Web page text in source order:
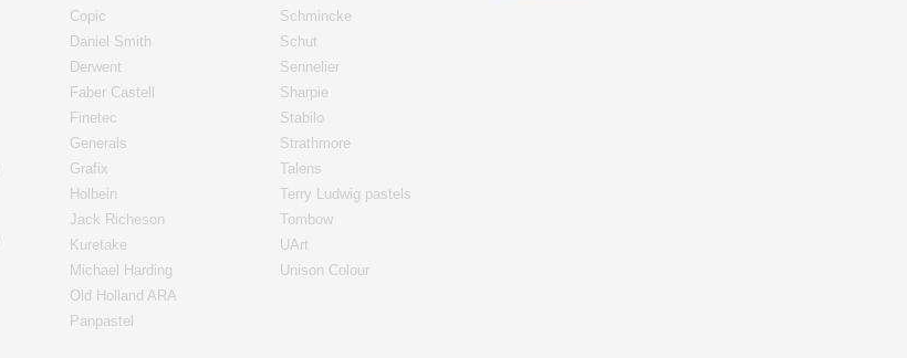
Copic
Daniel Smith
Derwent
Faber Castell
Finetec
Generals
Grafix
Holbein
Jack Richeson
Kuretake
Michael Harding
Old Holland ARA
Panpastel
Schmincke
Schut
Sennelier
Sharpie
Stabilo
Strathmore
Talens
Terry Ludwig pastels
Tombow
UArt
Unison Colour